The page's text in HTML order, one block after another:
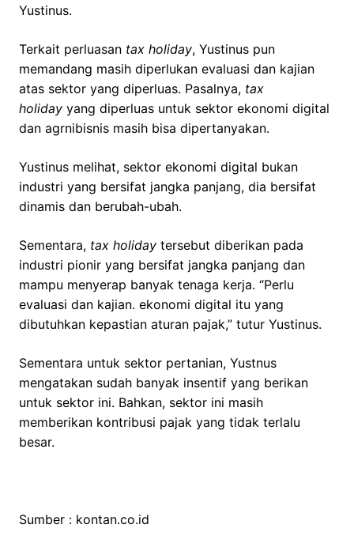
Yustinus.
Terkait perluasan tax holiday, Yustinus pun
memandang masih diperlukan evaluasi dan kajian
atas sektor yang diperluas. Pasalnya, tax
holiday yang diperluas untuk sektor ekonomi digital
dan agrnibisnis masih bisa dipertanyakan.
Yustinus melihat, sektor ekonomi digital bukan
industri yang bersifat jangka panjang, dia bersifat
dinamis dan berubah-ubah.
Sementara, tax holiday tersebut diberikan pada
industri pionir yang bersifat jangka panjang dan
mampu menyerap banyak tenaga kerja. “Perlu
evaluasi dan kajian. ekonomi digital itu yang
dibutuhkan kepastian aturan pajak,” tutur Yustinus.
Sementara untuk sektor pertanian, Yustnus
mengatakan sudah banyak insentif yang berikan
untuk sektor ini. Bahkan, sektor ini masih
memberikan kontribusi pajak yang tidak terlalu
besar.
Sumber : kontan.co.id